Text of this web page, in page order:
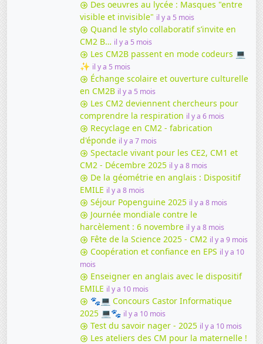
Des oeuvres au lycée : Masques "entre
visible et invisible" il y a 5 mois
Quand le stylo collaboratif s’invite en
CM2 B… il y a 5 mois
Les CM2B passent en mode codeurs 💻
✨ il y a 5 mois
Échange scolaire et ouverture culturelle
en CM2B il y a 5 mois
Les CM2 deviennent chercheurs pour
comprendre la respiration il y a 6 mois
Recyclage en CM2 - fabrication
d'éponde il y a 7 mois
Spectacle vivant pour les CE2, CM1 et
CM2 - Décembre 2025 il y a 8 mois
De la géométrie en anglais : Dispositif
EMILE il y a 8 mois
Séjour Popenguine 2025 il y a 8 mois
Journée mondiale contre le
harcèlement : 6 novembre il y a 8 mois
Fête de la Science 2025 - CM2 il y a 9 mois
Coopération et confiance en EPS il y a 10
mois
Enseigner en anglais avec le dispositif
EMILE il y a 10 mois
🐾💻 Concours Castor Informatique
2025 💻🐾 il y a 10 mois
Test du savoir nager - 2025 il y a 10 mois
Les ateliers des CM pour la maternelle !